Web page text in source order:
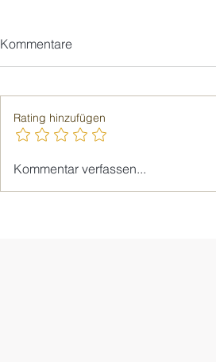
Giellesse_Die neue
Kommentare
Rating hinzufügen
Kommentar verfassen...